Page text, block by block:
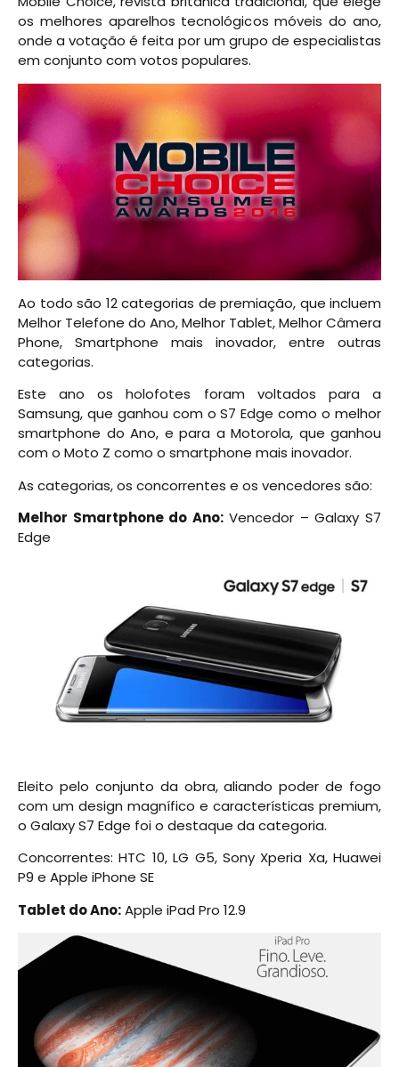
os melhores aparelhos tecnológicos móveis do ano,
onde a votação é feita por um grupo de especialistas
em conjunto com votos populares.
Ao todo são 12 categorias de premiação, que incluem
Melhor Telefone do Ano, Melhor Tablet, Melhor Câmera
Phone, Smartphone mais inovador, entre outras
categorias.
Este ano os holofotes foram voltados para a
Samsung, que ganhou com o S7 Edge como o melhor
smartphone do Ano, e para a Motorola, que ganhou
com o Moto Z como o smartphone mais inovador.
As categorias, os concorrentes e os vencedores são:
Melhor Smartphone do Ano:Vencedor – Galaxy S7
Edge
Eleito pelo conjunto da obra, aliando poder de fogo
com um design magnífico e características premium,
o Galaxy S7 Edge foi o destaque da categoria.
Concorrentes: HTC 10, LG G5, Sony Xperia Xa, Huawei
P9 e Apple iPhone SE
Tablet do Ano:Apple iPad Pro 12.9